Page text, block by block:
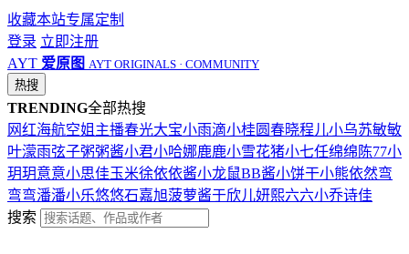
收藏本站专属定制
登录 立即注册
AYT 爱原图 AYT ORIGINALS · COMMUNITY
热搜
TRENDING全部热搜
网红海航空姐 主播春光大宝小雨滴小桂圆春晓程儿小乌苏敏敏
叶濛雨弦子粥粥酱小君小哈娜鹿鹿小雪花猪小七任绵绵 陈77小
玥玥意意小思佳玉米徐依依酱小龙鼠BB酱小饼干小熊依然弯
弯弯潘潘小乐悠悠石嘉旭菠萝酱于欣儿妍熙六六小乔诗佳
搜索